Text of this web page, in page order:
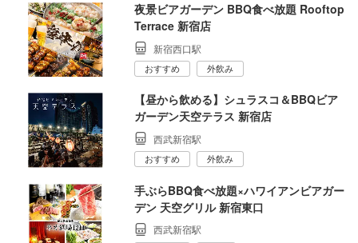
夜景ビアガーデン BBQ食べ放題 Rooftop
Terrace 新宿店
新宿西口駅
おすすめ 外飲み
【昼から飲める】シュラスコ＆BBQビア
ガーデン天空テラス 新宿店
西武新宿駅
おすすめ 外飲み
手ぶらBBQ食べ放題×ハワイアンビアガー
デン 天空グリル 新宿東口
西武新宿駅